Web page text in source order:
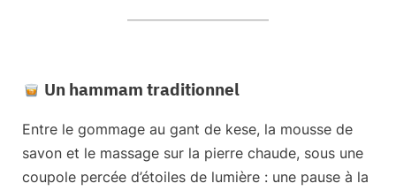
Un hammam traditionnel
Entre le gommage au gant de kese, la mousse de
savon et le massage sur la pierre chaude, sous une
coupole percée d’étoiles de lumière : une pause à la